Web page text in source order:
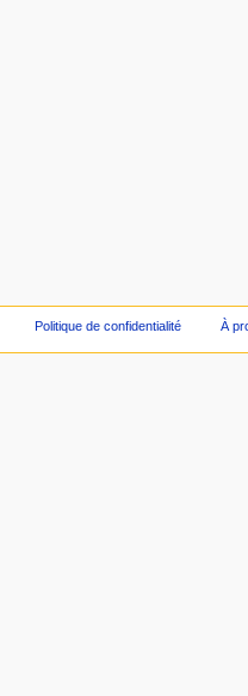
Politique de confidentialité À